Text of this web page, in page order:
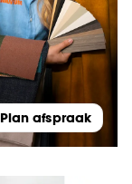
Plan afspraak